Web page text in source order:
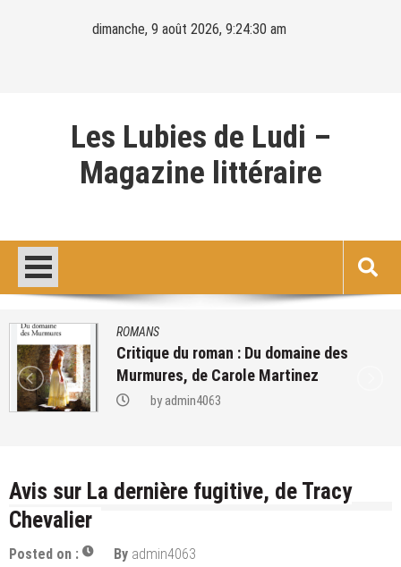
dimanche, 9 août 2026, 9:24:31 am
Les Lubies de Ludi –
Magazine littéraire
lecture de : Les lois de l’attraction
Easton Ellis
byadmin4063
Avis sur La dernière fugitive, de Tracy
Chevalier
Posted on : By admin4063